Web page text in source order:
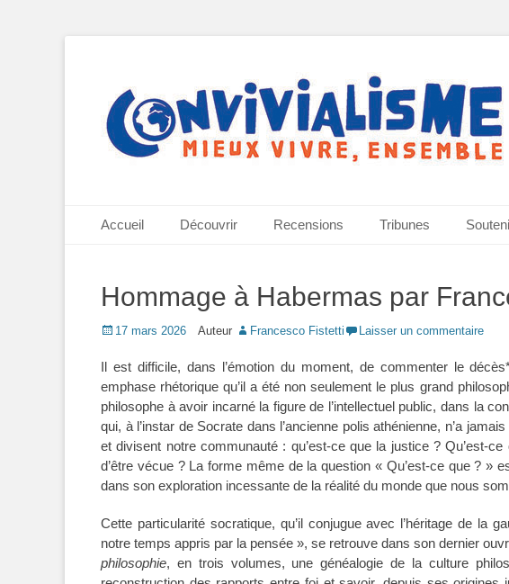
Convivialisme
Menu principal
Accueil Découvrir Recensions Tribunes
Hommage à Habermas par
Posted
17 mars 2026 Auteur Francesco Fistetti Laisser un commentaire
Il est difficile, dans l’émotion du moment, de commenter le
emphase rhétorique qu’il a été non seulement le plus grand
philosophe à avoir incarné la figure de l’intellectuel public, dans la
qui, à l’instar de Socrate dans l’ancienne polis athénienne, n’a
et divisent notre communauté : qu’est-ce que la justice ? Qu’est-ce
d’être vécue ? La forme même de la question « Qu’est-ce que ? »
dans son exploration incessante de la réalité du monde que nous
Cette particularité socratique, qu’il conjugue avec l’héritage de la
notre temps appris par la pensée », se retrouve dans son dernier
philosophie, en trois volumes, une généalogie de la culture